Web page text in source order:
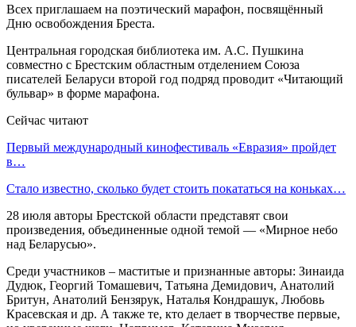
Всех приглашаем на поэтический марафон, посвящённый
Дню освобождения Бреста.
Центральная городская библиотека им. А.С. Пушкина
совместно с Брестским областным отделением Союза
писателей Беларуси второй год подряд проводит «Читающий
бульвар» в форме марафона.
Сейчас читают
Первый международный кинофестиваль «Евразия» пройдет
в…
Стало известно, сколько будет стоить покататься на коньках…
28 июля авторы Брестской области представят свои
произведения, объединенные одной темой — «Мирное небо
над Беларусью».
Среди участников – маститые и признанные авторы: Зинаида
Дудюк, Георгий Томашевич, Татьяна Демидович, Анатолий
Бритун, Анатолий Бензярук, Наталья Кондрашук, Любовь
Красевская и др. А также те, кто делает в творчестве первые,